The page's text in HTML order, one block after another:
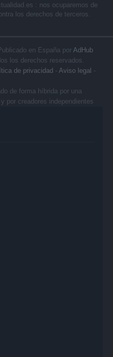
: nos ocuparemos de
los derechos de terceros.
en España por AdHub
los derechos reservados.
de privacidad - Aviso legal -
de forma híbrida por una
por creadores independientes